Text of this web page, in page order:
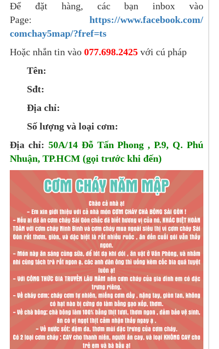
Để đặt hàng, các bạn inbox vào
Page: https://www.facebook.com/
comchay5map/?fref=ts
Hoặc nhắn tin vào 077.698.2425 với cú pháp
Tên:
Sđt:
Địa chỉ:
Số lượng và loại cơm:
Địa chỉ: 50A/14 Đỗ Tấn Phong , P.9, Q. Phú
Nhuận, TP.HCM (gọi trước khi đến)